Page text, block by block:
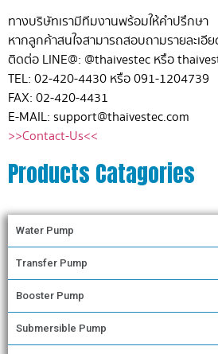
ทางบริษัทเรามีทีมงานพร้อมให้คำปรึกษา
หากลูกค้าสนใจสามารถสอบถามรายละเอี
ติดต่อ LINE@: @thaivestec หรือ
TEL: 02-420-4430 หรือ 091-1204739
FAX: 02-420-4431
E-MAIL: support@thaivestec.com
>>Contact-Us<<
Products Catagories
Water Pump
Transfer Pump
Booster Pump
Submersible Pump